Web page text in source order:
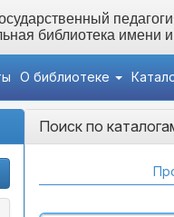
библиотека
О библиотеке
Поиск по